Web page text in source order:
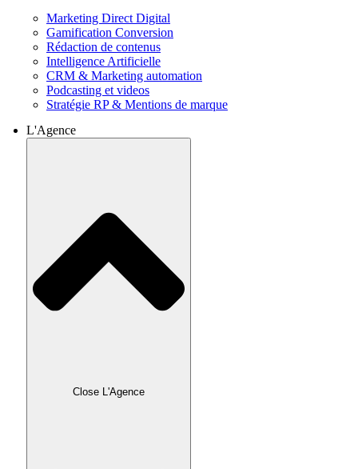
Marketing Direct Digital
Gamification Conversion
Rédaction de contenus
Intelligence Artificielle
CRM & Marketing automation
Podcasting et videos
Stratégie RP & Mentions de marque
L'Agence
Close L'Agence